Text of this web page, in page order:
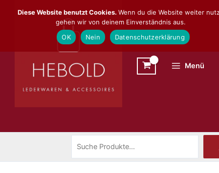
Inhalt
Menü
Diese Website benutzt Cookies. Wenn du die Website weiter
gehen wir von deinem Einverständnis aus.
OK
Nein Datenschutzerklärung